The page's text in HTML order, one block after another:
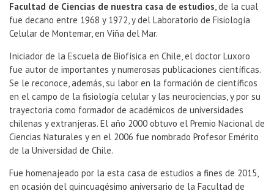
Facultad de Ciencias de nuestra casa de estudios, de la cual
fue decano entre 1968 y 1972, y del Laboratorio de Fisiología
Celular de Montemar, en Viña del Mar.
Iniciador de la Escuela de Biofísica en Chile, el doctor Luxoro
fue autor de importantes y numerosas publicaciones científicas.
Se le reconoce, además, su labor en la formación de científicos
en el campo de la fisiología celular y las neurociencias, y por su
trayectoria como formador de académicos de universidades
chilenas y extranjeras. El año 2000 obtuvo el Premio Nacional de
Ciencias Naturales y en el 2006 fue nombrado Profesor Emérito
de la Universidad de Chile.
Fue homenajeado por la esta casa de estudios a fines de 2015,
en ocasión del quincuagésimo aniversario de la Facultad de